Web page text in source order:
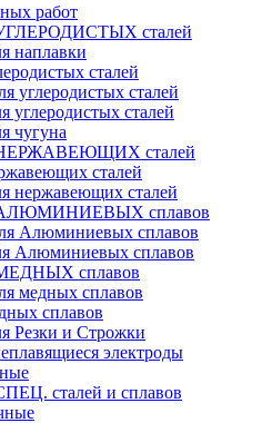
работ
сталей
сталей
сталей
сталей
чугуна
НЕРЖАВЕЮЩИХ сталей
сталей
сталей
АЛЮМИНИЕВЫХ сплавов
Алюминиевых сплавов
сплавов
сплавов
сплавов
сплавов
и Строжки
электроды
сталей и сплавов